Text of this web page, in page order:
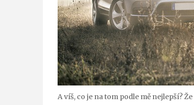
A víš, co je na tom podle mě nejlepší? Že